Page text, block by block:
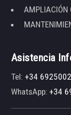
AMPLIACIÓN
Asistencia
Tel:+34
WhatsApp:+34